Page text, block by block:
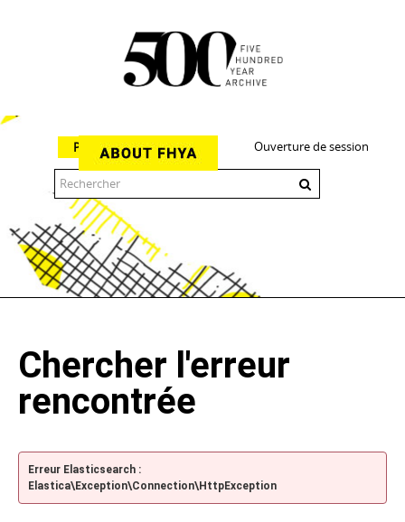
Ouverture de session
Parcourir
Chercher l'erreur
rencontrée
Erreur Elasticsearch :
Elastica\Exception\Connection\HttpException